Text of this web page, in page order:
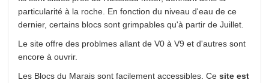
particularité à la roche. En fonction du niveau d'eau de ce
dernier, certains blocs sont grimpables qu'à partir de Juillet.
Le site offre des problmes allant de V0 à V9 et d'autres sont
encore à ouvrir.
Les Blocs du Marais sont facilement accessibles. Ce site est